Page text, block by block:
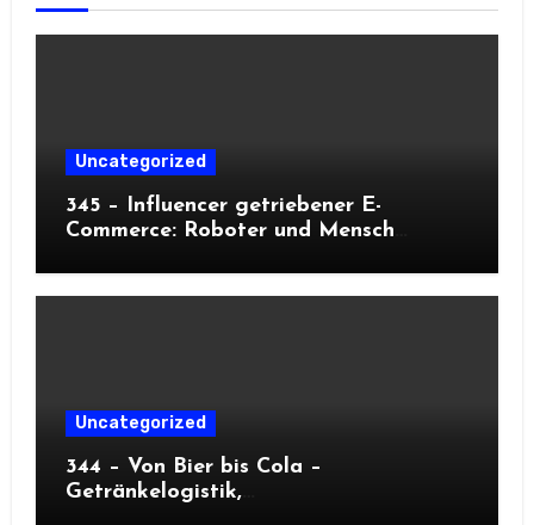
Uncategorized
345 – Influencer getriebener E-
Commerce: Roboter und Mensch
Uncategorized
344 – Von Bier bis Cola –
Getränkelogistik,